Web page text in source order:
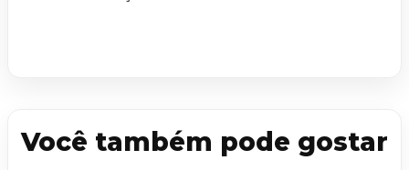
Você também pode gostar